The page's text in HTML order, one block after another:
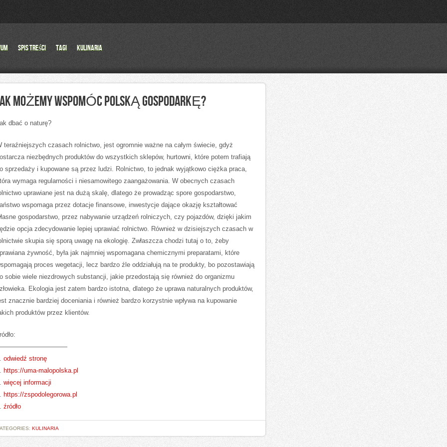
Spis Treści Tagi Kulinaria
MOŻEMY WSPOMÓC POLSKĄ GOSPODARKĘ?
dbać o naturę?
teraźniejszych czasach rolnictwo, jest ogromnie ważne na całym świecie, gdyż
niezbędnych produktów do wszystkich sklepów, hurtowni, które potem trafiają
sprzedaży i kupowane są przez ludzi. Rolnictwo, to jednak wyjątkowo ciężka praca,
wymaga regularności i niesamowitego zaangażowania. W obecnych czasach
uprawiane jest na dużą skalę, dlatego że prowadząc spore gospodarstwo,
wspomaga przez dotacje finansowe, inwestycje dające okazję kształtować
gospodarstwo, przez nabywanie urządzeń rolniczych, czy pojazdów, dzięki jakim
opcja zdecydowanie lepiej uprawiać rolnictwo. Również w dzisiejszych czasach w
skupia się sporą uwagę na ekologię. Zwłaszcza chodzi tutaj o to, żeby
żywność, była jak najmniej wspomagana chemicznymi preparatami, które
proces wegetacji, lecz bardzo źle oddziałują na te produkty, bo pozostawiają
sobie wiele niezdrowych substancji, jakie przedostają się również do organizmu
Ekologia jest zatem bardzo istotna, dlatego że uprawa naturalnych produktów,
znacznie bardziej doceniania i również bardzo korzystnie wpływa na kupowanie
produktów przez klientów.
odwiedź stronę
https://uma-malopolska.pl
więcej informacji
https://zspodolegorowa.pl
źródło
KULINARIA